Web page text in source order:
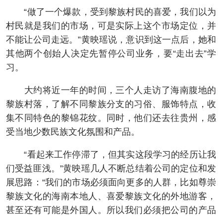
“做了一个爆款，受到黎族村民的喜爱，我们以为
村民就是我们的市场，可是实际上这个市场定位，并
不能让公司走远。”黄映瑶说，意识到这一点后，她和
其他两个创始人决定先暂停公司业务，要“走出去”学
习。
大约将近一年的时间，三个人走访了海南腹地的
黎族村落，了解不同黎族分支的习俗、服饰特点，收
集不同特色的黎锦花纹。同时，他们还去往贵州，感
受当地少数民族文化氛围和产品。
“看起来工作停滞了，但其实这段学习的经历让我
们受益匪浅。”黄映瑶几人不断总结着公司的定位和发
展思路：“我们的市场必须面向更多的人群，比如尊崇
黎族文化的海南本地人、喜爱黎族文化的外地游客，
甚至还有可能是外国人。所以我们必须把公司的产品